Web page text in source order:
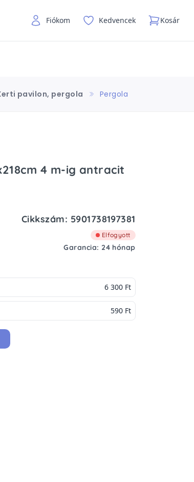
Fiókom Kedvencek Kosár
pavilon, pergola Pergola
4 m-ig antracit
Cikkszám: 5901738197381
Elfogyott
Garancia: 24 hónap
6 300 Ft
590 Ft